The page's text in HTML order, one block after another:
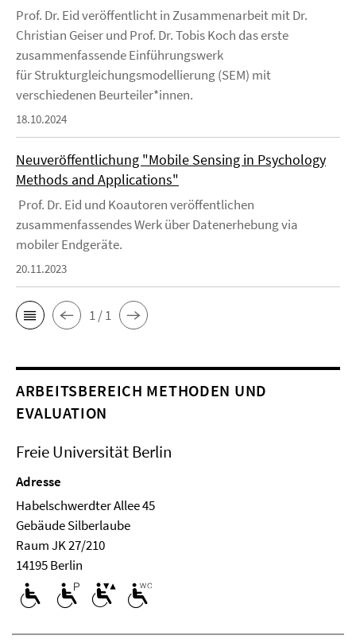
Prof. Dr. Eid veröffentlicht in Zusammenarbeit mit Dr.
Christian Geiser und Prof. Dr. Tobis Koch das erste
zusammenfassende Einführungswerk
für Strukturgleichungsmodellierung (SEM) mit
verschiedenen Beurteiler*innen.
18.10.2024
Neuveröffentlichung "Mobile Sensing in Psychology
Methods and Applications"
Prof. Dr. Eid und Koautoren veröffentlichen
zusammenfassendes Werk über Datenerhebung via
mobiler Endgeräte.
20.11.2023
1 / 1
ARBEITSBEREICH METHODEN UND
EVALUATION
Freie Universität Berlin
Adresse
Habelschwerdter Allee 45
Ge­bäude Silberlaube
Raum JK 27/210
14195 Berlin